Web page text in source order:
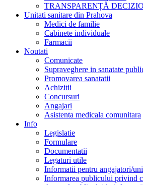
TRANSPARENȚĂ
Unitati sanitare din Prahova
Medici de familie
Cabinete individuale
Farmacii
Noutati
Comunicate
Supraveghere in sanatate
Promovarea sanatatii
Achizitii
Concursuri
Angajari
Asistenta medicala comunitara
Info
Legislatie
Formulare
Documentatii
Legaturi utile
Informatii pentru angajatori/
Informarea publicului privind